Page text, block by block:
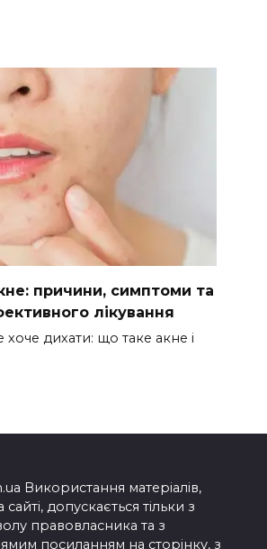
причини, симптоми та
лікування
хоче дихати: що таке акне і
Використання матеріалів,
допускається тільки з
правовласника та з
посиланням на сторінку, з